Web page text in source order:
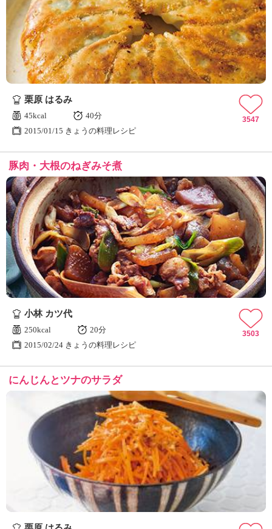
栗原 はるみ
45kcal
40分
2015/01/15 きょうの料理レシピ
3547
豚肉・大根のねぎみそ煮
小林 カツ代
250kcal
20分
2015/02/24 きょうの料理レシピ
3503
にんじんとツナのサラダ